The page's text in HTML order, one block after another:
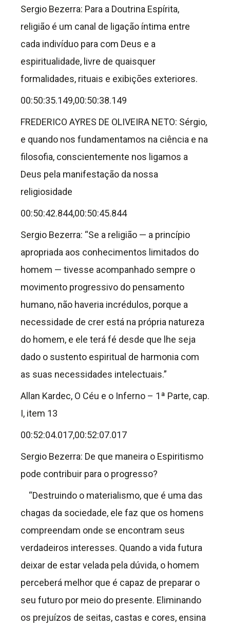
Sergio Bezerra: Para a Doutrina Espírita,
religião é um canal de ligação íntima entre
cada indivíduo para com Deus e a
espiritualidade, livre de quaisquer
formalidades, rituais e exibições exteriores.
00:50:35.149,00:50:38.149
FREDERICO AYRES DE OLIVEIRA NETO: Sérgio,
e quando nos fundamentamos na ciência e na
filosofia, conscientemente nos ligamos a
Deus pela manifestação da nossa
religiosidade
00:50:42.844,00:50:45.844
Sergio Bezerra: “Se a religião — a princípio
apropriada aos conhecimentos limitados do
homem — tivesse acompanhado sempre o
movimento progressivo do pensamento
humano, não haveria incrédulos, porque a
necessidade de crer está na própria natureza
do homem, e ele terá fé desde que lhe seja
dado o sustento espiritual de harmonia com
as suas necessidades intelectuais.”
Allan Kardec, O Céu e o Inferno – 1ª Parte, cap.
I, item 13
00:52:04.017,00:52:07.017
Sergio Bezerra: De que maneira o Espiritismo
pode contribuir para o progresso?
“Destruindo o materialismo, que é uma das
chagas da sociedade, ele faz que os homens
compreendam onde se encontram seus
verdadeiros interesses. Quando a vida futura
deixar de estar velada pela dúvida, o homem
perceberá melhor que é capaz de preparar o
seu futuro por meio do presente. Eliminando
os prejuízos de seitas, castas e cores, ensina